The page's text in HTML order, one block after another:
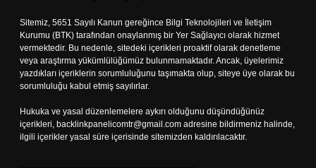
Sitemiz, 5651 Sayılı Kanun gereğince Bilgi Teknolojileri ve İletişim
Kurumu (BTK) tarafından onaylanmış bir Yer Sağlayıcı olarak hizmet
vermektedir. Bu nedenle, sitedeki içerikleri proaktif olarak denetleme
veya araştırma yükümlülüğümüz bulunmamaktadır. Ancak, üyelerimiz
yazdıkları içeriklerin sorumluluğunu taşımakta olup, siteye üye olarak bu
sorumluluğu kabul etmiş sayılırlar.
Hukuka ve yasal düzenlemelere aykırı olduğunu düşündüğünüz
içerikleri, backlinkpanelicomtr@gmail.com adresine bildirmeniz halinde,
ilgili içerikler yasal süre içerisinde sitemizden kaldırılacaktır.